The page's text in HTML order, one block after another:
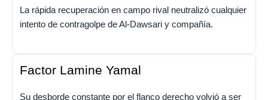
La rápida recuperación en campo rival neutralizó cualquier
intento de contragolpe de Al-Dawsari y compañía.
Factor Lamine Yamal
Su desborde constante por el flanco derecho volvió a ser